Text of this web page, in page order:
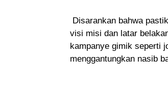
Disarankan bahwa
visi misi dan latar
kampanye gimik seperti
menggantungkan nasib